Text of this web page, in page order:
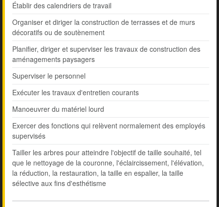
Établir des calendriers de travail
Organiser et diriger la construction de terrasses et de murs
décoratifs ou de soutènement
Planifier, diriger et superviser les travaux de construction des
aménagements paysagers
Superviser le personnel
Exécuter les travaux d'entretien courants
Manoeuvrer du matériel lourd
Exercer des fonctions qui relèvent normalement des employés
supervisés
Tailler les arbres pour atteindre l'objectif de taille souhaité, tel
que le nettoyage de la couronne, l'éclaircissement, l'élévation,
la réduction, la restauration, la taille en espalier, la taille
sélective aux fins d'esthétisme